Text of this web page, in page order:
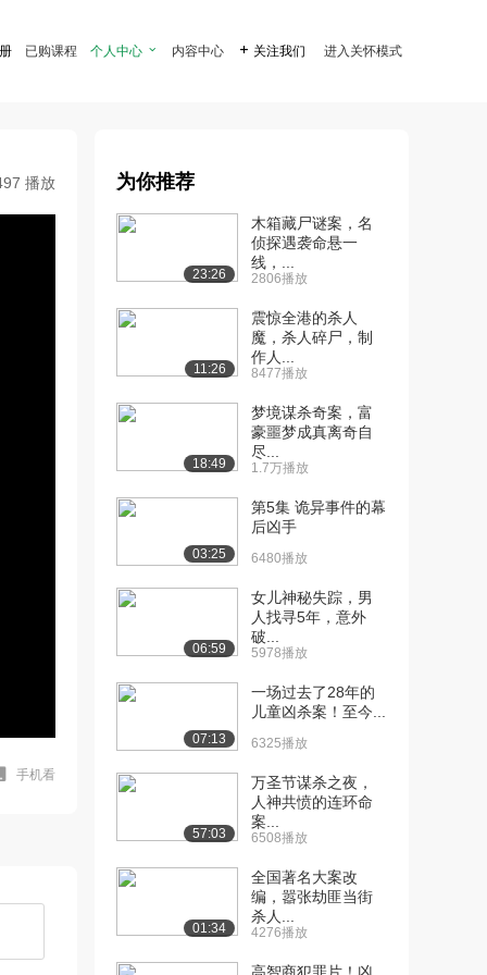
已购课程 个人中心  内容中心  关注我们 进入关怀模式
播放
手机看
为你推荐
23:26
木箱藏尸谜案，名
侦探遇袭命悬一
线，...
2806播放
11:26
震惊全港的杀人
魔，杀人碎尸，制
作人...
8477播放
18:49
梦境谋杀奇案，富
豪噩梦成真离奇自
尽...
1.7万播放
03:25
第5集 诡异事件的幕
后凶手
6480播放
06:59
女儿神秘失踪，男
人找寻5年，意外
破...
5978播放
07:13
一场过去了28年的
儿童凶杀案！至今...
6325播放
57:03
万圣节谋杀之夜，
人神共愤的连环命
案...
6508播放
01:34
全国著名大案改
编，嚣张劫匪当街
杀人...
4276播放